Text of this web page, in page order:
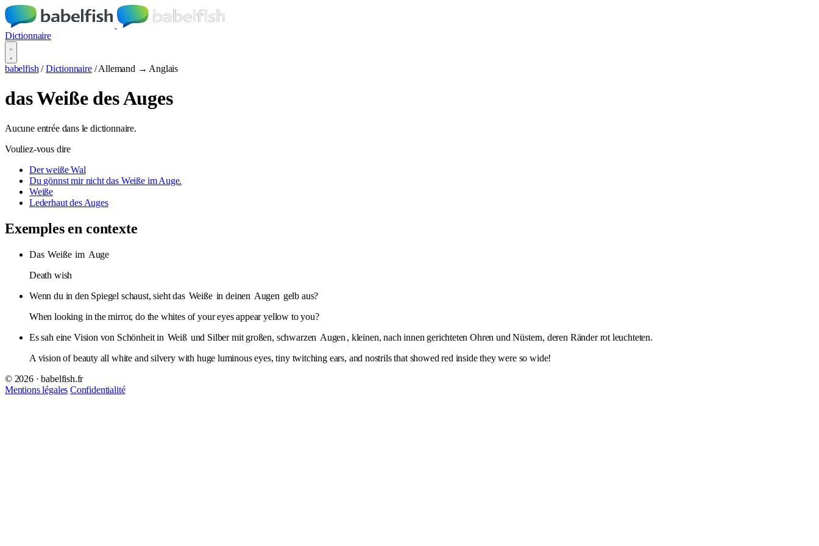
Dictionnaire
babelfish / Dictionnaire / Allemand → Anglais
das Weiße des Auges
Aucune entrée dans le dictionnaire.
Vouliez-vous dire
Der weiße Wal
Du gönnst mir nicht das Weiße im Auge.
Weiße
Lederhaut des Auges
Exemples en contexte
Das Weiße im Auge
Death wish
Wenn du in den Spiegel schaust, sieht das Weiße in deinen Augen gelb aus?
When looking in the mirror, do the whites of your eyes appear yellow to you?
Es sah eine Vision von Schönheit in Weiß und Silber mit großen, schwarzen Augen , kleinen, nach innen gerichteten Ohren und Nüstern, deren Ränder rot leuchteten.
A vision of beauty all white and silvery with huge luminous eyes, tiny twitching ears, and nostrils that showed red inside they were so wide!
© 2026 · babelfish.fr
Mentions légales Confidentialité